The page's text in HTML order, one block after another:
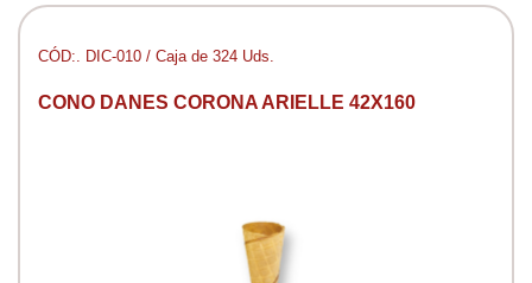
CÓD:. DIC-010 / Caja de 324 Uds.
CONO DANES CORONA ARIELLE 42X160